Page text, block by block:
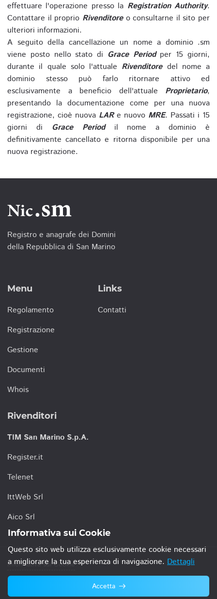
effettuare l'operazione presso la Registration Authority.
Contattare il proprio Rivenditoreo consultarne il sito per
ulteriori informazioni.
A seguito della cancellazione un nome a dominio .sm
viene posto nello stato di Grace Periodper 15 giorni,
durante il quale solo l'attuale Rivenditoredel nome a
dominio stesso può farlo ritornare attivo ed
esclusivamente a beneficio dell'attuale Proprietario,
presentando la documentazione come per una nuova
registrazione, cioè nuova LARe nuovo MRE. Passati i 15
giorni di Grace Periodil nome a dominio è
definitivamente cancellato e ritorna disponibile per una
nuova registrazione.
Registro e anagrafe dei Domini
della Repubblica di San Marino
Menu
Regolamento
Registrazione
Gestione
Documenti
Whois
Links
Contatti
Rivenditori
TIM San Marino S.p.A.
Register.it
Telenet
IttWeb Srl
Aico Srl
Informativa sui Cookie
© 2021 TIM San Marino S.p.A.
Informativa sui Cookie
Questo sito web utilizza esclusivamente cookie necessari
a migliorare la tua esperienza di navigazione. Dettagli
Accetta